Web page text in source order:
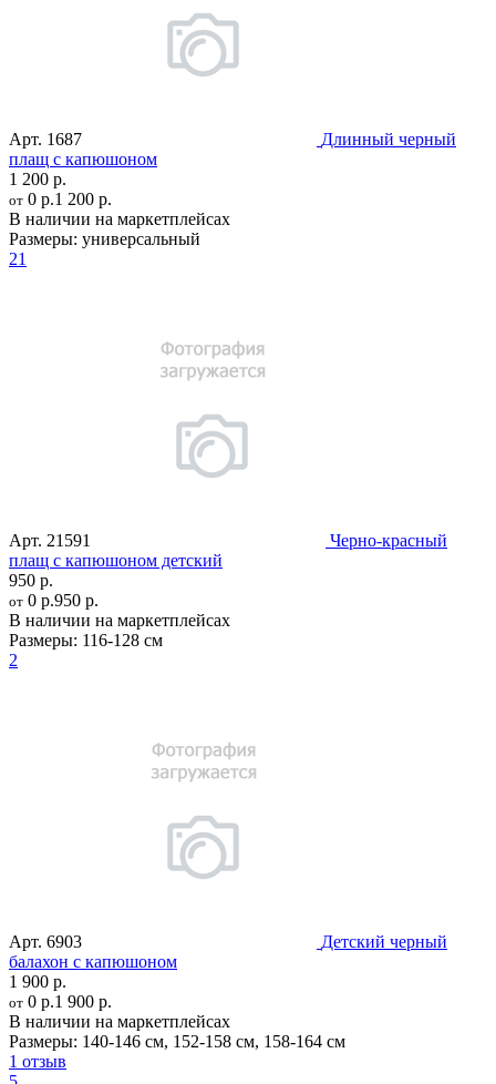
Арт. 1687
Длинный черный
плащ с капюшоном
1 200 р.
от 0 р.1 200 р.
В наличии на маркетплейсах
Размеры: универсальный
21
Арт. 21591
Черно-красный
плащ с капюшоном детский
950 р.
от 0 р.950 р.
В наличии на маркетплейсах
Размеры: 116-128 см
2
Арт. 6903
Детский черный
балахон с капюшоном
1 900 р.
от 0 р.1 900 р.
В наличии на маркетплейсах
Размеры: 140-146 см, 152-158 см, 158-164 см
1 отзыв